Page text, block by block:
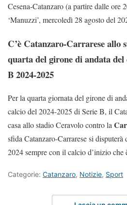
Cesena-Catanzaro (a partire dalle ore
‘Manuzzi’, mercoledì 28 agosto del
C’è Catanzaro-Carrarese allo
quarta del girone di andata
B 2024-2025
Per la quarta giornata del girone di
calcio del 2024-2025 di Serie B, il
casa allo stadio Ceravolo contro la
sfida Catanzaro-Carrarese si disputerà
2024 sempre con il calcio d’inizio che
Categorie: Catanzaro, Notizie, Sport